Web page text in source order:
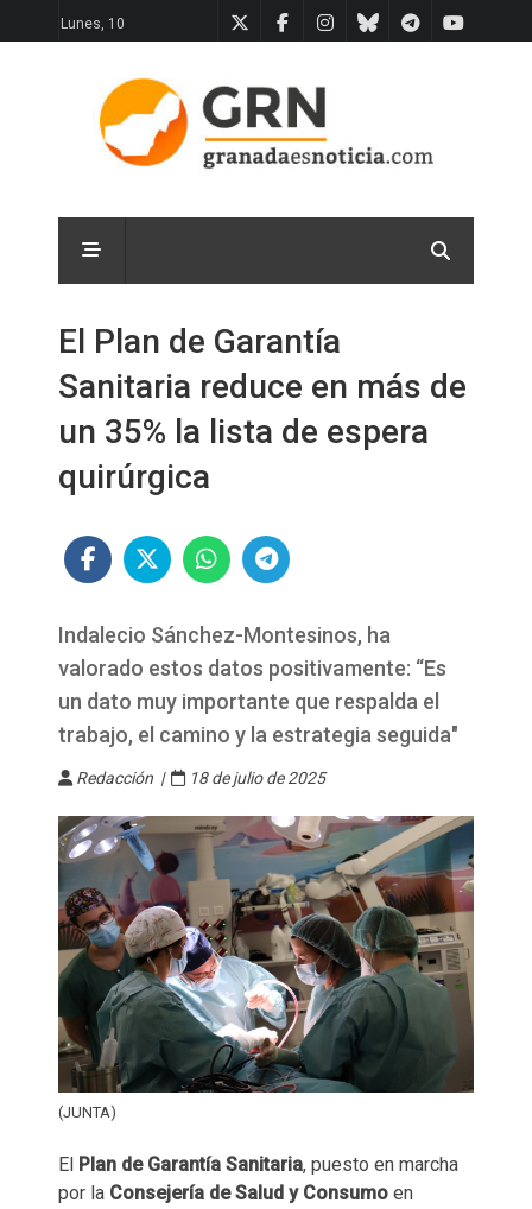
Lunes, 10
El Plan de Garantía
Sanitaria reduce en más de
un 35% la lista de espera
quirúrgica
Indalecio Sánchez-Montesinos, ha
valorado estos datos positivamente: “Es
un dato muy importante que respalda el
trabajo, el camino y la estrategia seguida"
Redacción | 18 de julio de 2025
(JUNTA)
El Plan de Garantía Sanitaria, puesto en marcha
por la Consejería de Salud y Consumo en